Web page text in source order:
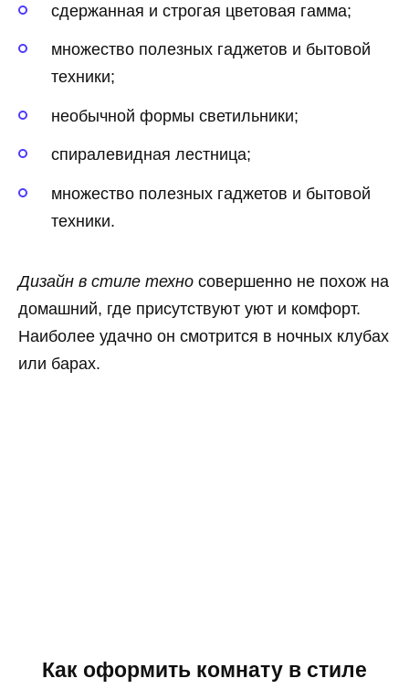
сдержанная и строгая цветовая гамма;
множество полезных гаджетов и бытовой
техники;
необычной формы светильники;
спиралевидная лестница;
множество полезных гаджетов и бытовой
техники.
Дизайн в стиле техно совершенно не похож на
домашний, где присутствуют уют и комфорт.
Наиболее удачно он смотрится в ночных клубах
или барах.
Как оформить комнату в стиле